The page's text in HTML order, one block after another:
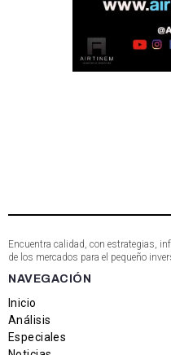
Encuentra calidad, con estrategias,
de los mercados para el pequeño
NAVEGACIÓN
Inicio
Análisis
Especiales